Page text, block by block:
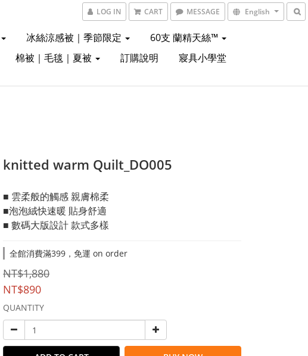
LOG IN CART MESSAGE English
冰絲涼感被｜季節限定
60支 蘭精天絲™
棉被｜毛毯｜夏被 訂購說明 寢具小學堂
knitted warm Quilt_DO005
■ 雲柔般的觸感 親膚棉柔
■泡泡絨快速暖 貼身舒適
■ 數碼大版設計 款式多樣
全館消費滿399，免運 on order
NT$1,880
NT$890
QUANTITY